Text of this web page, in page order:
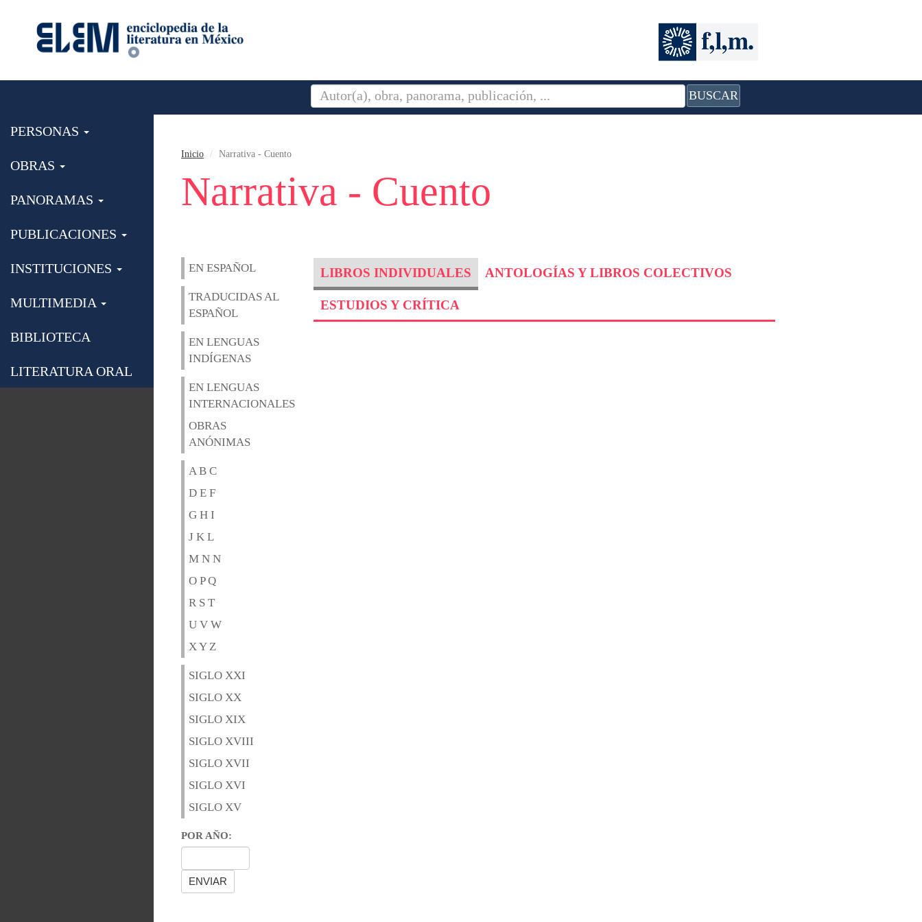
BUSCAR
PERSONAS
OBRAS
PANORAMAS
PUBLICACIONES
INSTITUCIONES
MULTIMEDIA
BIBLIOTECA
LITERATURA ORAL
Inicio Narrativa - Cuento
Narrativa - Cuento
EN ESPAÑOL
TRADUCIDAS AL
ESPAÑOL
EN LENGUAS
INDÍGENAS
EN LENGUAS
INTERNACIONALES
OBRAS
ANÓNIMAS
A B C
D E F
G H I
J K L
M N N
O P Q
R S T
U V W
X Y Z
SIGLO XXI
SIGLO XX
SIGLO XIX
SIGLO XVIII
SIGLO XVII
SIGLO XVI
SIGLO XV
POR AÑO:
LIBROS INDIVIDUALES ANTOLOGÍAS Y LIBROS COLECTIVOS
ESTUDIOS Y CRÍTICA